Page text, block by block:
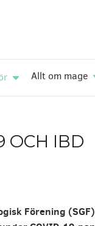
Allt om mage
OCH IBD
Förening